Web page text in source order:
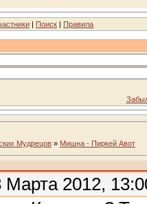
| Поиск | Правила
Мудрецов » Мишна - Пиркей Авот
2012,